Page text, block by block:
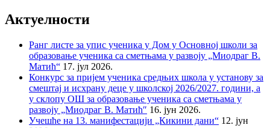
Актуелности
Ранг листе за упис ученика у Дом у Основној школи за
образовање ученика са сметњама у развоју „Миодраг В.
Матић“ 17. јул 2026.
Конкурс за пријем ученика средњих школа у установу за
смештај и исхрану деце у школској 2026/2027. години, а
у склопу ОШ за образовање ученика са сметњама у
развоју „Миодраг В. Матић″ 16. јун 2026.
Учешће на 13. манифестацији „Кикини дани“ 12. јун